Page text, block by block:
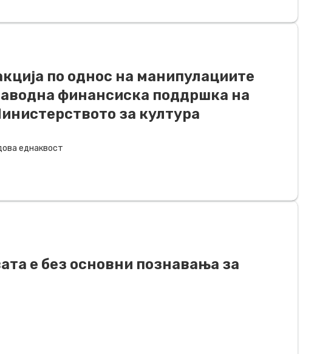
по однос на манипулациите
финансиска поддршка на
за култура
еднаквост
е без основни познавања за